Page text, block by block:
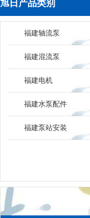
旭日产品类别
福建轴流泵
福建混流泵
福建电机
福建水泵配件
福建泵站安装